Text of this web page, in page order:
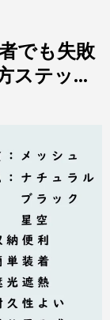
でも失敗
ステップ